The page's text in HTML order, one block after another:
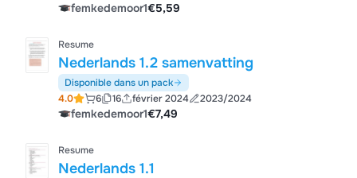
femkedemoor1€5,59
Resume
Nederlands 1.2 samenvatting
Disponible dans un pack
4.0
6 16 février 2024 2023/2024
femkedemoor1€7,49
Resume
Nederlands 1.1